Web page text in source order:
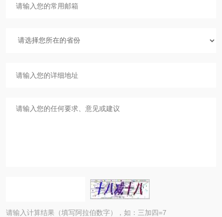
请输入计算结果（填写阿拉伯数字），如：三加四=7